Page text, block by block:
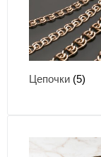
Цепочки (5)